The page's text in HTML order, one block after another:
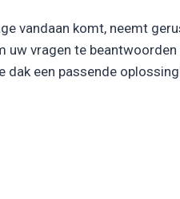
vandaan komt, neemt
uw vragen te beantwoorden
dak een passende